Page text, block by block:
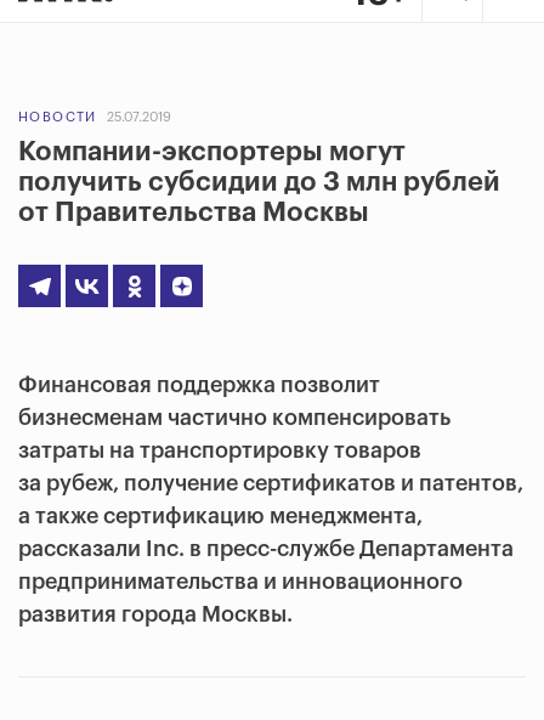
НОВОСТИ 25.07.2019
Компании-экспортеры могут
получить субсидии до 3 млн рублей
от Правительства Москвы
Финансовая поддержка позволит
бизнесменам частично компенсировать
затраты на транспортировку товаров
за рубеж, получение сертификатов и патентов,
а также сертификацию менеджмента,
рассказали Inc. в пресс-службе Департамента
предпринимательства и инновационного
развития города Москвы.